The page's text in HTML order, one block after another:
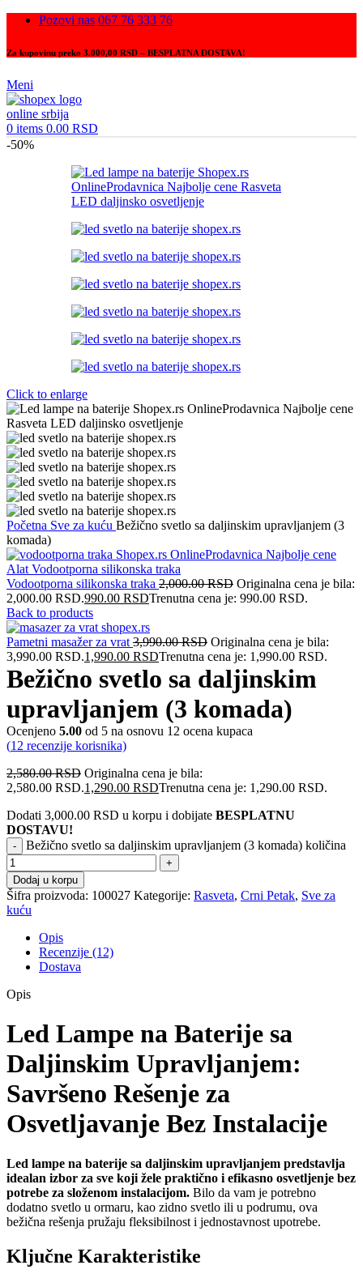
Pozovi nas 067 76 333 76
Za kupovinu preko 3.000,00 RSD – BESPLATNA DOSTAVA!
Meni
0 items 0.00 RSD
-50%
Click to enlarge
Početna Sve za kuću Bežično svetlo sa daljinskim upravljanjem (3
komada)
Vodootporna silikonska traka 2,000.00RSD Originalna cena je bila:
2,000.00 RSD.990.00 RSDTrenutna cena je: 990.00 RSD.
Back to products
Pametni masažer za vrat 3,990.00RSD Originalna cena je bila:
3,990.00 RSD.1,990.00 RSDTrenutna cena je: 1,990.00 RSD.
Bežično svetlo sa daljinskim
upravljanjem (3 komada)
Ocenjeno 5.00 od 5 na osnovu 12 ocena kupaca
(12 recenzije korisnika)
2,580.00RSD Originalna cena je bila:
2,580.00 RSD.1,290.00 RSDTrenutna cena je: 1,290.00 RSD.
Dodati 3,000.00 RSD u korpu i dobijate BESPLATNU
DOSTAVU!
Bežično svetlo sa daljinskim upravljanjem (3 komada) količina
Dodaj u korpu
Šifra proizvoda: 100027 Kategorije: Rasveta, Crni Petak, Sve za
kuću
Opis
Recenzije (12)
Dostava
Opis
Led Lampe na Baterije sa
Daljinskim Upravljanjem:
Savršeno Rešenje za
Osvetljavanje Bez Instalacije
Led lampe na baterije sa daljinskim upravljanjem predstavlja
idealan izbor za sve koji žele praktično i efikasno osvetljenje bez
potrebe za složenom instalacijom. Bilo da vam je potrebno
dodatno svetlo u ormaru, kao zidno svetlo ili u podrumu, ova
bežična rešenja pružaju fleksibilnost i jednostavnost upotrebe.
Ključne Karakteristike